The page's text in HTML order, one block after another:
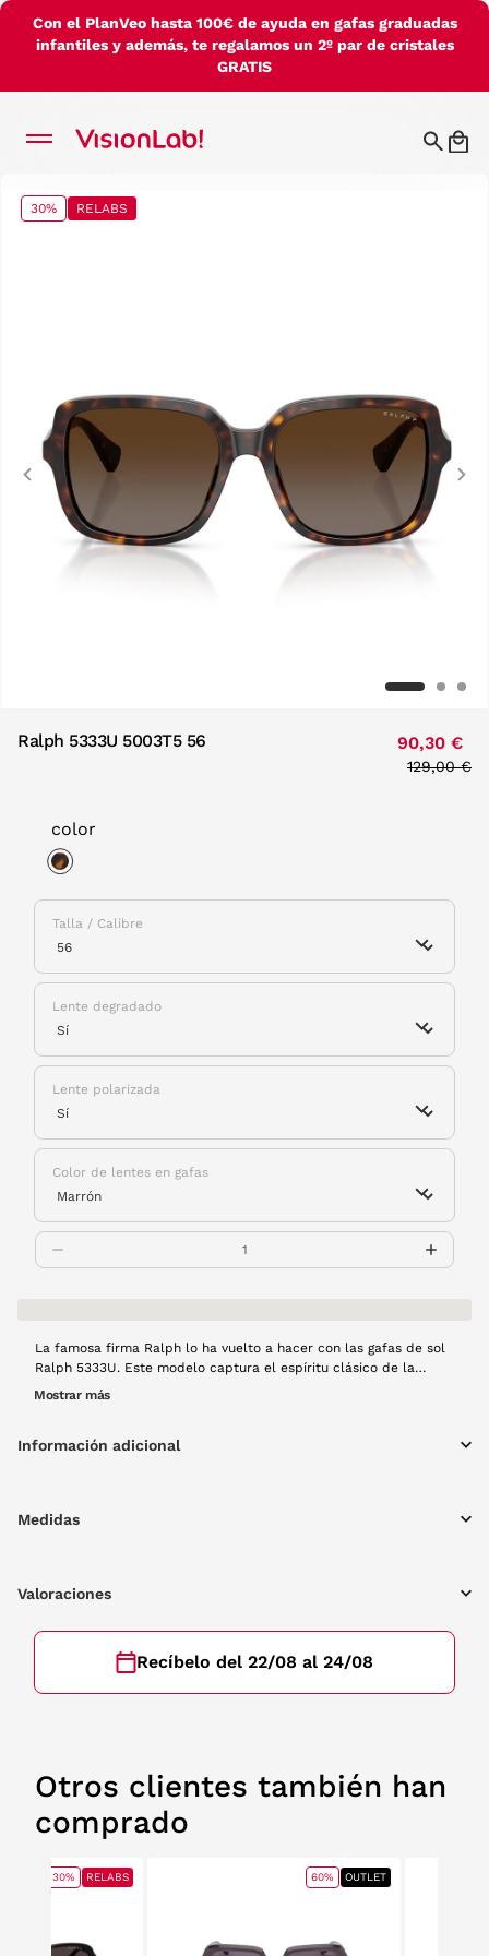
Con el PlanVeo hasta 100€ de ayuda en gafas graduadas
infantiles y además, te regalamos un 2º par de cristales
GRATIS
30% RELABS
Previous
Ralph 5333U 5003T5 56 90,30 €
Price
129,00 €
color
Talla / Calibre
Lente degradado
Lente polarizada
Color de lentes en gafas
La famosa firma Ralph lo ha vuelto a hacer con las gafas de sol
Ralph 5333U. Este modelo captura el espíritu clásico de la
marca con la tendencia big size. Para destacar sin decir una
Mostrar más
Información adicional
Medidas
Valoraciones
Recíbelo del 22/08 al 24/08
Otros clientes también han
comprado
30% RELABS 60% OUTLET